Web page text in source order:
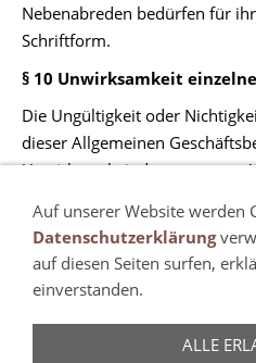
Nebenabreden bedürfen für
Schriftform.
§ 10 Unwirksamkeit
Die Ungültigkeit oder
dieser Allgemeinen
Unwirksamkeit der gesamten
Regelungen dieser AGB.
Auf unserer Website werden
Datenschutzerklärung
auf diesen Seiten surfen,
einverstanden.
ALLE